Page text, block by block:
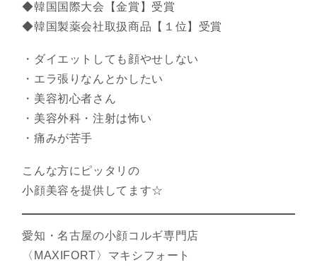
◆韓国国際大会【金賞】受賞
◆韓国製薬会社取扱商品【１位】受賞
・ダイエットしても顔やせしない
・エラ張りなんとかしたい
・美容初心者さん
・美容外科・注射は怖い
・痛みが苦手
こんな方にピッタリの
小顔美容を提供してます☆
愛知・名古屋の小顔コルギ専門店
〈MAXIFORT〉マキシフォート